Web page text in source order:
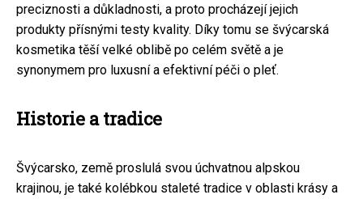
preciznosti a důkladnosti, a proto procházejí jejich
produkty přísnými testy kvality. Díky tomu se švýcarská
kosmetika těší velké oblibě po celém světě a je
synonymem pro luxusní a efektivní péči o pleť.
Historie a tradice
Švýcarsko, země proslulá svou úchvatnou alpskou
krajinou, je také kolébkou staleté tradice v oblasti krásy a